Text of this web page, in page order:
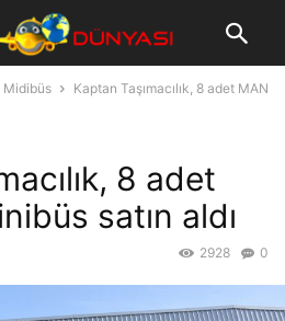
Midibüs
Kaptan Taşımacılık, 8 adet MAN
8 adet
satın aldı
0
2928